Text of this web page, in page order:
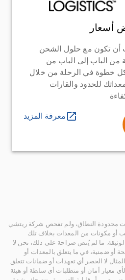
أسعار
أن تكون مع حلول الشحن
من الباب إلى الباب من
خطوة في الرحلة من خلال
للحدود والقارات
معرفة المزيد
محدودة النطاق، ولم تفحص شركة ريتشي
أو مكونات من المعدات بخلاف تلك
ما لم يُنص صراحة على ذلك، نحن لا
أو ضمنية، في ما يتعلق بالمعدات أو
لا الحصر أي تعهدات أو ضمانات تتعلق
لأي معيار أمان أو متطلبات أي سلطة أو هيئة